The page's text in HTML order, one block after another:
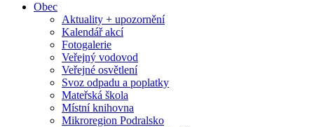
Obec
Aktuality + upozornění
Kalendář akcí
Fotogalerie
Veřejný vodovod
Veřejné osvětlení
Svoz odpadu a poplatky
Mateřská škola
Místní knihovna
Mikroregion Podralsko